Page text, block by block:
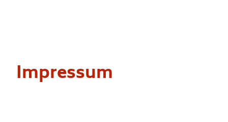
Impressum